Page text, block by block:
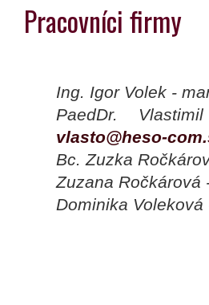
Pracovníci firmy
Ing. Igor Volek -
PaedDr.
vlasto@heso-
Bc. Zuzka
Zuzana Ročkárová
Dominika Voleková